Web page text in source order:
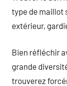
type de maillot
extérieur,
Bien réfléchir
grande
trouverez